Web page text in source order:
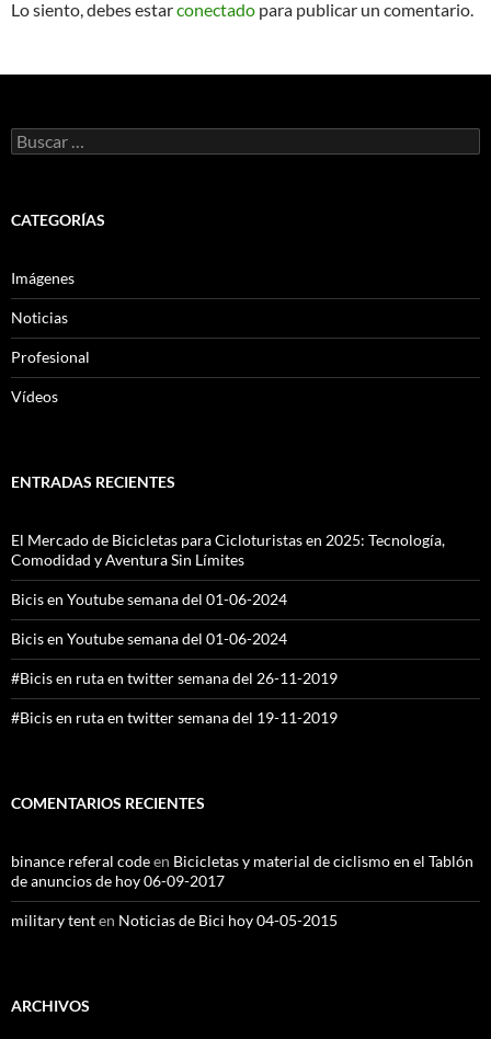
Lo siento, debes estarconectado para publicar un comentario.
Buscar:
CATEGORÍAS
Imágenes
Noticias
Profesional
Vídeos
ENTRADAS RECIENTES
El Mercado de Bicicletas para Cicloturistas en 2025: Tecnología,
Comodidad y Aventura Sin Límites
Bicis en Youtube semana del 01-06-2024
Bicis en Youtube semana del 01-06-2024
#Bicis en ruta en twitter semana del 26-11-2019
#Bicis en ruta en twitter semana del 19-11-2019
COMENTARIOS RECIENTES
binance referal codeen Bicicletas y material de ciclismo en el Tablón
de anuncios de hoy 06-09-2017
military tenten Noticias de Bici hoy 04-05-2015
ARCHIVOS